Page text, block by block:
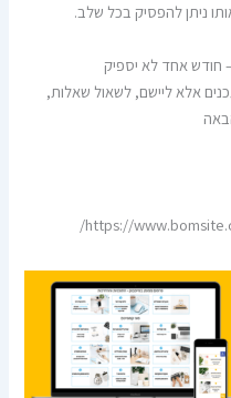
ניתן להפסיק בכל שלב.
חודש אחד לא יספיק
אלא ליישם, לשאול שאלות,